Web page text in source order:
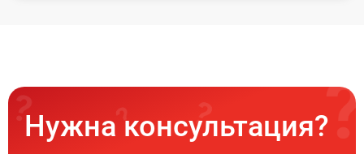
Нужна консультация?